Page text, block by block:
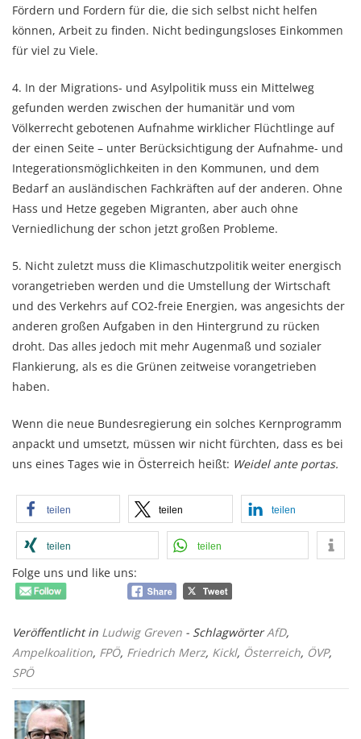
Fördern und Fordern für die, die sich selbst nicht helfen
können, Arbeit zu finden. Nicht bedingungsloses Einkommen
für viel zu Viele.
4. In der Migrations- und Asylpolitik muss ein Mittelweg
gefunden werden zwischen der humanitär und vom
Völkerrecht gebotenen Aufnahme wirklicher Flüchtlinge auf
der einen Seite – unter Berücksichtigung der Aufnahme- und
Integerationsmöglichkeiten in den Kommunen, und dem
Bedarf an ausländischen Fachkräften auf der anderen. Ohne
Hass und Hetze gegeben Migranten, aber auch ohne
Verniedlichung der schon jetzt großen Probleme.
5. Nicht zuletzt muss die Klimaschutzpolitik weiter energisch
vorangetrieben werden und die Umstellung der Wirtschaft
und des Verkehrs auf CO2-freie Energien, was angesichts der
anderen großen Aufgaben in den Hintergrund zu rücken
droht. Das alles jedoch mit mehr Augenmaß und sozialer
Flankierung, als es die Grünen zeitweise vorangetrieben
haben.
Wenn die neue Bundesregierung ein solches Kernprogramm
anpackt und umsetzt, müssen wir nicht fürchten, dass es bei
uns eines Tages wie in Österreich heißt: Weidel ante portas.
teilen teilen teilen
teilen teilen
Folge uns und like uns:
Veröffentlicht in Ludwig Greven - SchlagwörterAfD,
Ampelkoalition, FPÖ, Friedrich Merz, Kickl, Österreich, ÖVP,
SPÖ